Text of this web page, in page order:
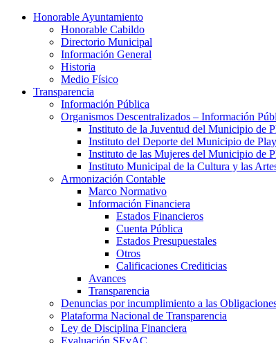
Honorable Ayuntamiento
Honorable Cabildo
Directorio Municipal
Información General
Historia
Medio Físico
Transparencia
Información Pública
Organismos Descentralizados – Información
Instituto de la Juventud del Municipio de
Instituto del Deporte del Municipio de
Instituto de las Mujeres del Municipio de
Instituto Municipal de la Cultura y las
Armonización Contable
Marco Normativo
Información Financiera
Estados Financieros
Cuenta Pública
Estados Presupuestales
Otros
Calificaciones Crediticias
Avances
Transparencia
Denuncias por incumplimiento a las
Plataforma Nacional de Transparencia
Ley de Disciplina Financiera
Evaluación SEvAC